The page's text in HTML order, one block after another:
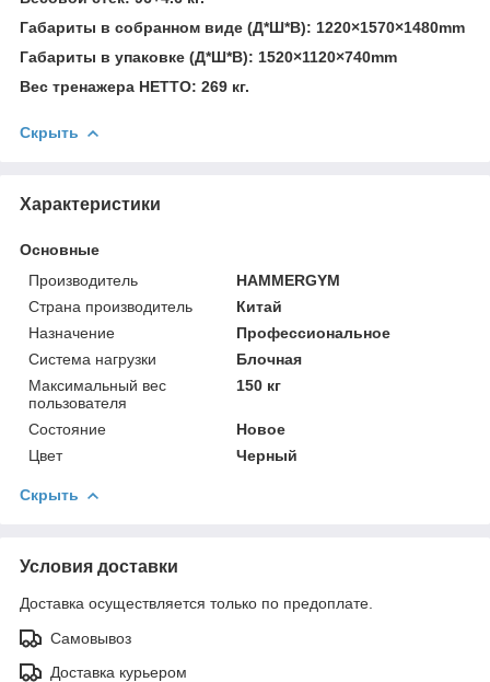
Габариты в собранном виде (Д*Ш*В): 1220×1570×1480mm
Габариты в упаковке (Д*Ш*В): 1520×1120×740mm
Вес тренажера НЕТТО: 269 кг.
Скрыть
Характеристики
Основные
Производитель
HAMMERGYM
Страна производитель
Китай
Назначение
Профессиональное
Система нагрузки
Блочная
Максимальный вес
пользователя
150 кг
Состояние
Новое
Цвет
Черный
Скрыть
Условия доставки
Доставка осуществляется только по предоплате.
Самовывоз
Доставка курьером